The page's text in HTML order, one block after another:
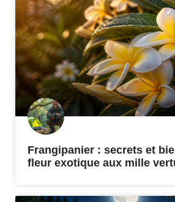
Frangipanier : secrets et
fleur exotique aux mille